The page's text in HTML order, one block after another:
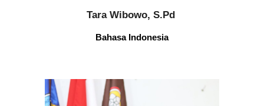
Tara Wibowo, S.Pd
Bahasa Indonesia